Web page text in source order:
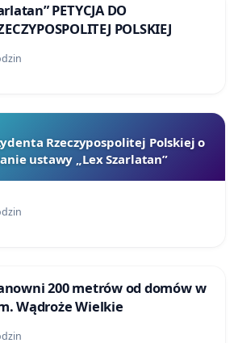
PETYCJA DO
POLSKIEJ
Rzeczypospolitej Polskiej o
ustawy „Lex Szarlatan”
200 metrów od domów w
Wądroże Wielkie